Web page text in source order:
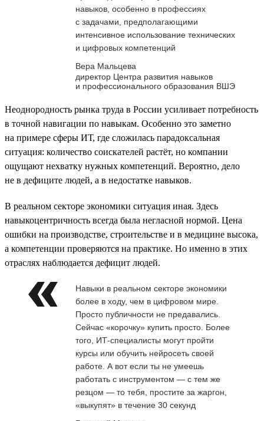
навыков, особенно в профессиях
с задачами, предполагающими
интенсивное использование технических
и цифровых компетенций
Вера Мальцева
директор Центра развития навыков
и профессионального образования ВШЭ
Неоднородность рынка труда в России усиливает потребность
в точной навигации по навыкам. Особенно это заметно
на примере сферы ИТ, где сложилась парадоксальная
ситуация: количество соискателей растёт, но компании
ощущают нехватку нужных компетенций. Вероятно, дело
не в дефиците людей, а в недостатке навыков.
В реальном секторе экономики ситуация иная. Здесь
навыкоцентричность всегда была негласной нормой. Цена
ошибки на производстве, строительстве и в медицине высока,
а компетенции проверяются на практике. Но именно в этих
отраслях наблюдается дефицит людей.
Навыки в реальном секторе экономики
более в ходу, чем в цифровом мире.
Просто публичности не предавались.
Сейчас «корочку» купить просто. Более
того, ИТ-специалисты могут пройти
курсы или обучить нейросеть своей
работе. А вот если ты не умеешь
работать с инструментом — с тем же
резцом — то тебя, простите за жаргон,
«выкупят» в течение 30 секунд